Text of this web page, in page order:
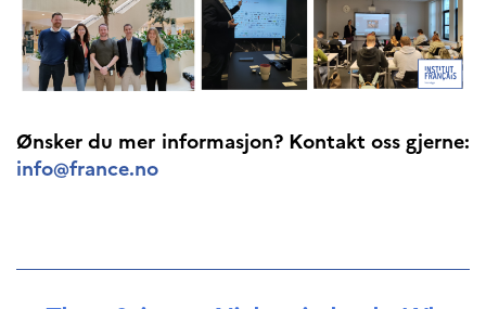
France Excellence Research
Programme Norway
Arrangementer
Science Night
Ønsker du mer informasjon? Kontakt oss gjerne:
info@france.no